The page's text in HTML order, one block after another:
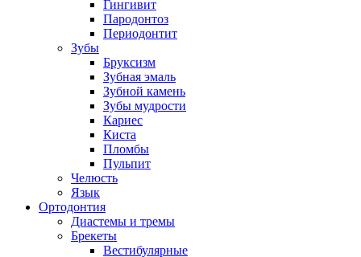
Гингивит
Пародонтоз
Периодонтит
Зубы
Бруксизм
Зубная эмаль
Зубной камень
Зубы мудрости
Кариес
Киста
Пломбы
Пульпит
Челюсть
Язык
Ортодонтия
Диастемы и тремы
Брекеты
Вестибулярные